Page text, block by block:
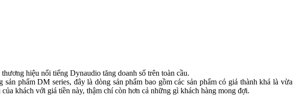
hiệu nổi tiếng Dynaudio tăng doanh số trên toàn cầu.
sản phẩm DM series, đây là dòng sản phẩm bao gồm các sản phẩm có giá thành khá là
khách với giá tiền này, thậm chí còn hơn cả những gì khách hàng mong đợi.